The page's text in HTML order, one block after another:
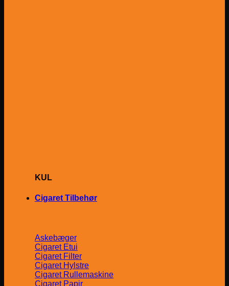
KUL
Cigaret Tilbehør
Askebæger
Cigaret Etui
Cigaret Filter
Cigaret Hylstre
Cigaret Rullemaskine
Cigaret Papir